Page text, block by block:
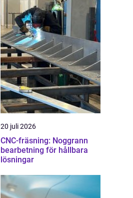
20 juli 2026
CNC-fräsning: Noggrann
bearbetning för hållbara
lösningar